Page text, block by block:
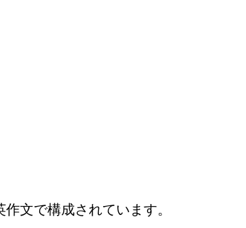
文で構成されています。